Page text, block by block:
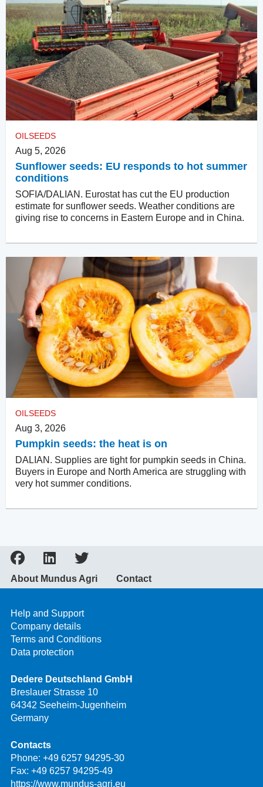
OILSEEDS
Aug 5, 2026
Sunflower seeds: EU responds to hot summer
conditions
SOFIA/DALIAN. Eurostat has cut the EU production
estimate for sunflower seeds. Weather conditions are
giving rise to concerns in Eastern Europe and in China.
OILSEEDS
Aug 3, 2026
Pumpkin seeds: the heat is on
DALIAN. Supplies are tight for pumpkin seeds in China.
Buyers in Europe and North America are struggling with
very hot summer conditions.
About Mundus Agri Contact
Help and Support
Company details
Terms and Conditions
Data protection
Dedere Deutschland GmbH
Breslauer Strasse 10
64342 Seeheim-Jugenheim
Germany
Contacts
Phone: +49 6257 94295-30
Fax: +49 6257 94295-49
https://www.mundus-agri.eu